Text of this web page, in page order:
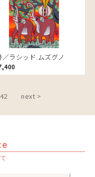
／ラシッド.ムズグノ
42 next >